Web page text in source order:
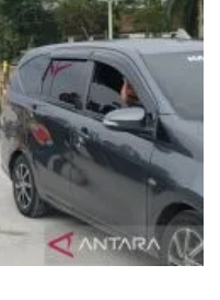
pastikan arus